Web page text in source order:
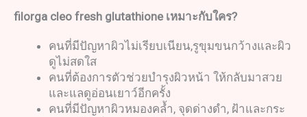
filorga cleo fresh glutathione เหมาะกับใคร?
คนที่มีปัญหาผิวไม่เรียบเนียน,รูขุมขนกว้างและผิว
ดูไม่สดใส
คนที่ต้องการตัวช่วยบำรุงผิวหน้า ให้กลับมาสวย
และแลดูอ่อนเยาว์อีกครั้ง
คนที่มีปัญหาผิวหมองคล้ำ, จุดด่างดำ, ฝ้าและกระ